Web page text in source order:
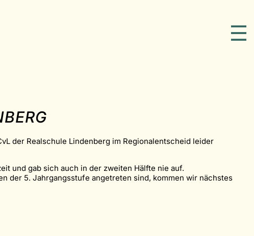
der Realschule Lindenberg im Regionalentscheid leider
und gab sich auch in der zweiten Hälfte nie auf.
der 5. Jahrgangsstufe angetreten sind, kommen wir nächstes